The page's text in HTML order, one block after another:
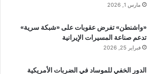
مارس 1, 2026
«واشنطن» تفرض عقوبات على «شبكة سرية»
تدعم صناعة المسيرات الإيرانية
فبراير 25, 2026
الدور الخفي للموساد في الضربات الأمريكية